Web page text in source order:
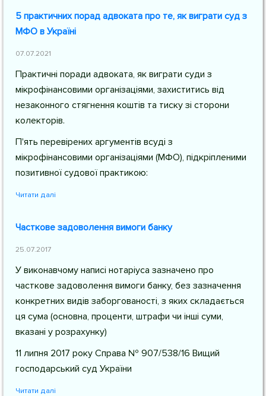
5 практичних порад адвоката про те, як виграти суд з
МФО в Україні
07.07.2021
Практичні поради адвоката, як виграти суди з
мікрофінансовими організаціями, захиститись від
незаконного стягнення коштів та тиску зі сторони
колекторів.
П'ять перевірених аргументів всуді з
мікрофінансовими організаціями (МФО), підкріпленими
позитивної судової практикою:
Читати далі
Часткове задоволення вимоги банку
25.07.2017
У виконавчому написі нотаріуса зазначено про
часткове задоволення вимоги банку, без зазначення
конкретних видів заборгованості, з яких складається
ця сума (основна, проценти, штрафи чи інші суми,
вказані у розрахунку)
11 липня 2017 року Справа № 907/538/16 Вищий
господарський суд України
Читати далі